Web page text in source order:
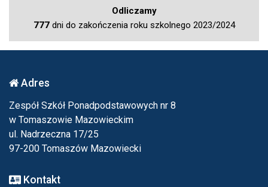
Odliczamy
777dni do zakończenia roku szkolnego 2023/2024
Adres
Zespół Szkół Ponadpodstawowych nr 8
w Tomaszowie Mazowieckim
ul. Nadrzeczna 17/25
97-200 Tomaszów Mazowiecki
Kontakt